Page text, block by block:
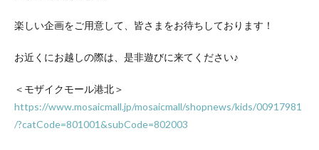
楽しい企画をご用意して、皆さまをお待ちしております！
お近くにお越しの際は、是非遊びに来てください♪
＜モザイクモール港北＞
https://www.mosaicmall.jp/mosaicmall/shopnews/kids/00917981
/?catCode=801001&subCode=802003